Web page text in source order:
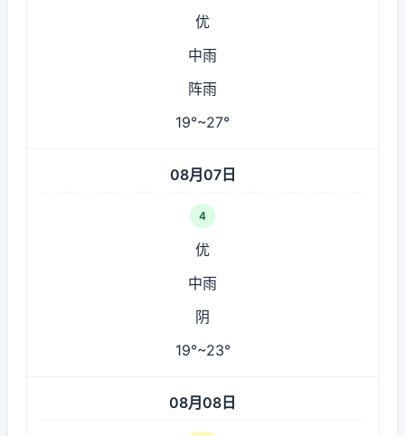
优
中雨
阵雨
19°~27°
08月07日
4
优
中雨
阴
19°~23°
08月08日